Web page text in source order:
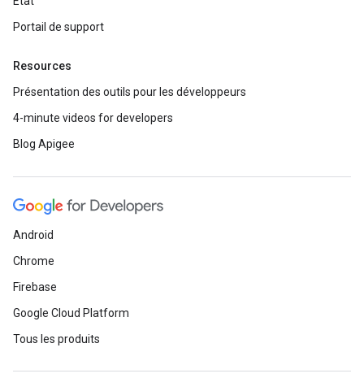
Portail de support
Resources
Présentation des outils pour les développeurs
4-minute videos for developers
Blog Apigee
Android
Chrome
Firebase
Google Cloud Platform
Tous les produits